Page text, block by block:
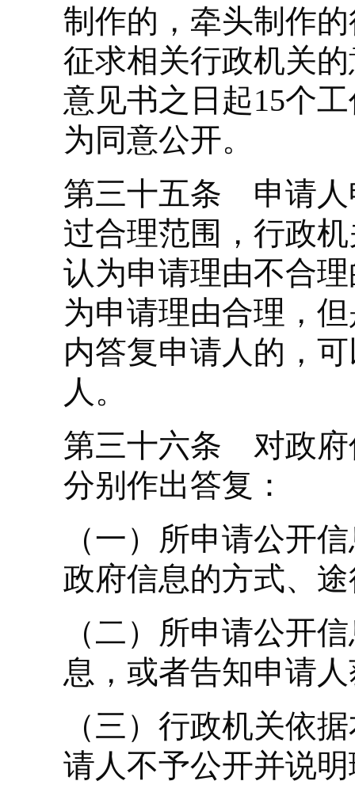
制作的，牵头制作
征求相关行政机关
意见书之日起15个
为同意公开。
第三十五条 申请人
过合理范围，行政
认为申请理由不合
为申请理由合理，
内答复申请人的，
人。
第三十六条 对政府
分别作出答复：
（一）所申请公开
政府信息的方式、
（二）所申请公开
息，或者告知申请
（三）行政机关依
请人不予公开并说